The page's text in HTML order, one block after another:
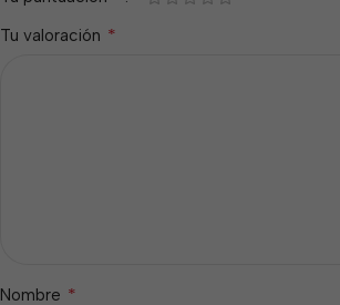
Tu valoración *
Nombre *